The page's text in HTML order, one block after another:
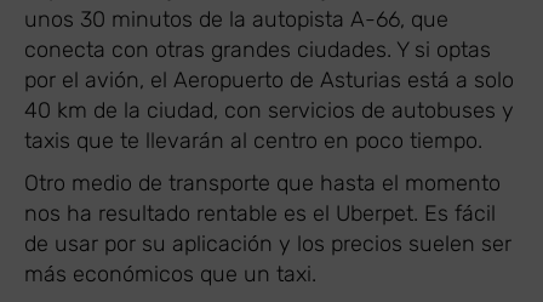
unos 30 minutos de la autopista A-66, que
conecta con otras grandes ciudades. Y si optas
por el avión, el Aeropuerto de Asturias está a solo
40 km de la ciudad, con servicios de autobuses y
taxis que te llevarán al centro en poco tiempo.
Otro medio de transporte que hasta el momento
nos ha resultado rentable es el Uberpet. Es fácil
de usar por su aplicación y los precios suelen ser
más económicos que un taxi.